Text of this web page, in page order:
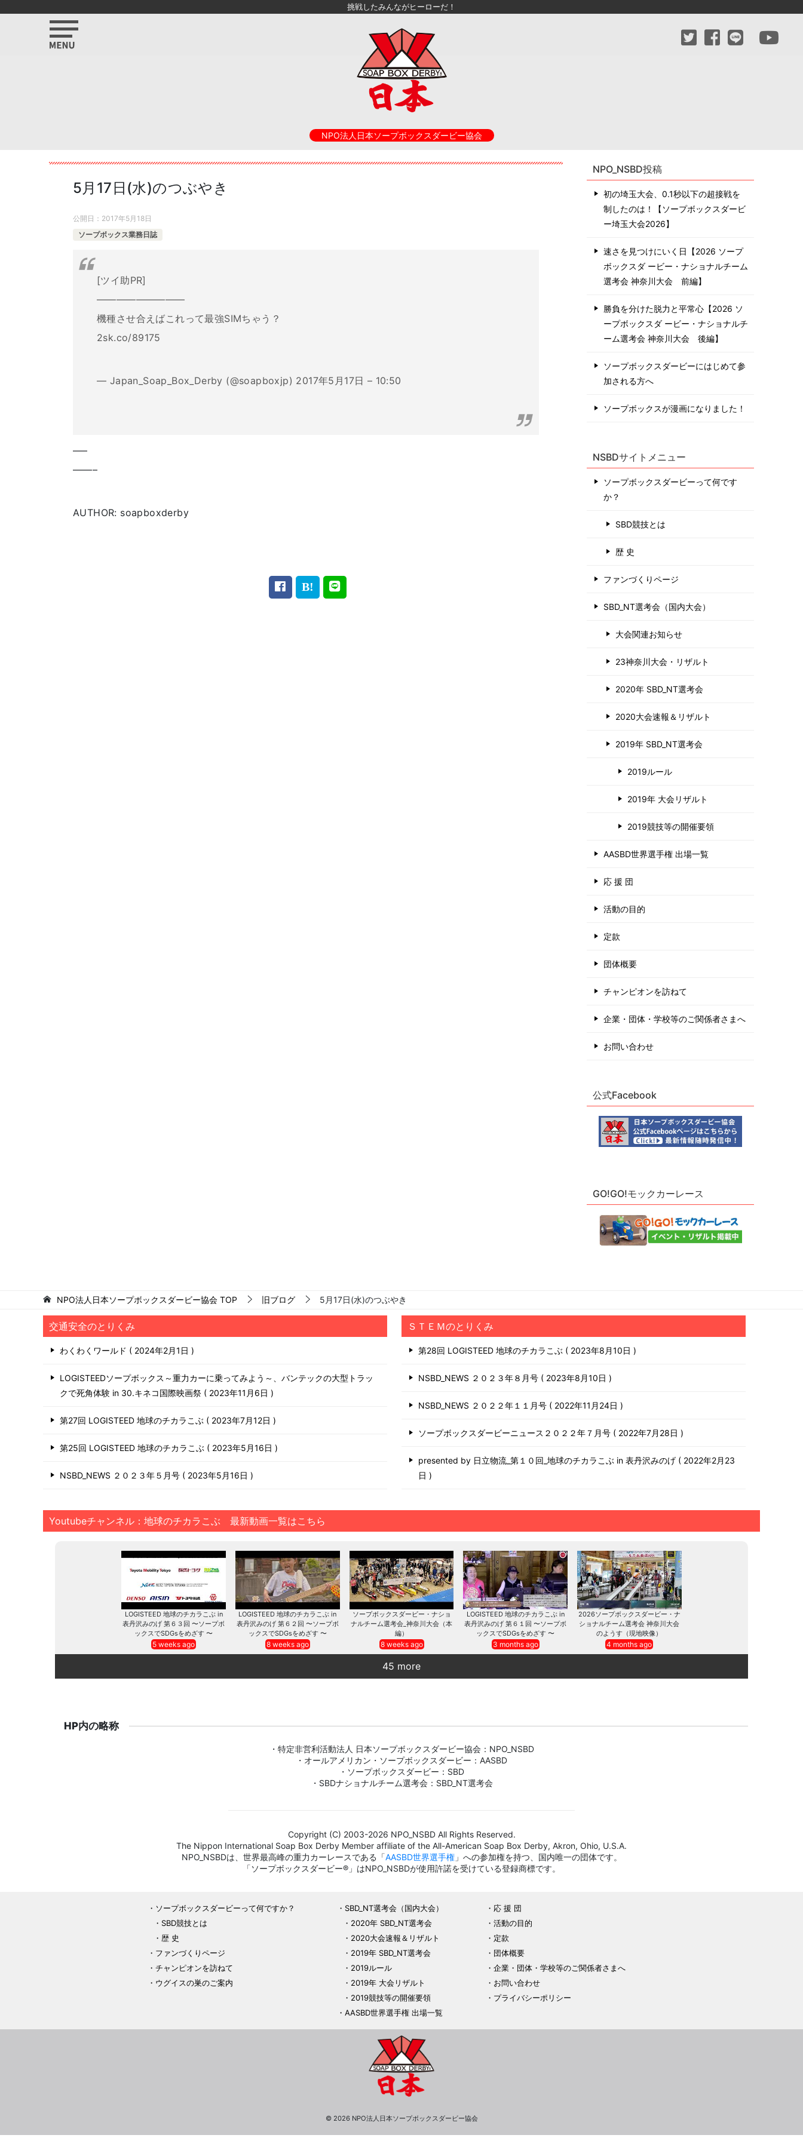
挑戦したみんながヒーローだ！
NPO法人日本ソープボックスダービー協会
5月17日(水)のつぶやき
公開日： 2017年5月18日
ソープボックス業務日誌
[ツイ助PR]
―――――――――
機種させ合えばこれって最強SIMちゃう？
2sk.co/89175
— Japan_Soap_Box_Derby (@soapboxjp) 2017年5月17日 – 10:50
—–
——–
AUTHOR: soapboxderby
NPO_NSBD投稿
初の埼玉大会、0.1秒以下の超接戦を
制したのは！【ソープボックスダービ
ー埼玉大会2026】
速さを見つけにいく日【2026 ソープ
ボックスダ ービー・ナショナルチーム
選考会 神奈川⼤会 前編】
勝負を分けた脱力と平常心【2026 ソ
ープボックスダ ービー・ナショナルチ
ーム選考会 神奈川⼤会 後編】
ソープボックスダービーにはじめて参
加される方へ
ソープボックスが漫画になりました！
NSBDサイトメニュー
ソープボックスダービーって何です
か？
SBD競技とは
歴 史
ファンづくりページ
SBD_NT選考会（国内大会）
大会関連お知らせ
23神奈川大会・リザルト
2020年 SBD_NT選考会
2020大会速報＆リザルト
2019年 SBD_NT選考会
2019ルール
2019年 大会リザルト
2019競技等の開催要領
AASBD世界選手権 出場一覧
応 援 団
活動の目的
定款
団体概要
チャンピオンを訪ねて
企業・団体・学校等のご関係者さまへ
お問い合わせ
公式Facebook
GO!GO!モックカーレース
NPO法人日本ソープボックスダービー協会 TOP 旧ブログ 5月17日(水)のつぶやき
交通安全のとりくみ
わくわくワールド 2024年2月1日
LOGISTEEDソープボックス～重力カーに乗ってみよう～、バンテックの大型トラッ
クで死角体験 in 30.キネコ国際映画祭
2023年11月6日
第27回 LOGISTEED 地球のチカラこぶ 2023年7月12日
第25回 LOGISTEED 地球のチカラこぶ 2023年5月16日
NSBD_NEWS ２０２３年５月号 2023年5月16日
ＳＴＥＭのとりくみ
第28回 LOGISTEED 地球のチカラこぶ 2023年8月10日
NSBD_NEWS ２０２３年８月号 2023年8月10日
NSBD_NEWS ２０２２年１１月号 2022年11月24日
ソープボックスダービーニュース２０２２年７月号 2022年7月28日
presented by 日立物流_第１０回_地球のチカラこぶ in 表丹沢みのげ
2022年2月23
日
Youtubeチャンネル：地球のチカラこぶ 最新動画一覧はこちら
LOGISTEED 地球のチカラこぶ in
表丹沢みのげ 第６３回 〜ソープボ
ックスでSDGsをめざす 〜
5 weeks ago
LOGISTEED 地球のチカラこぶ in
表丹沢みのげ 第６２回 〜ソープボ
ックスでSDGsをめざす 〜
8 weeks ago
ソープボックスダービー・ナショ
ナルチーム選考会_神奈川大会（本
編）
8 weeks ago
LOGISTEED 地球のチカラこぶ in
表丹沢みのげ 第６１回 〜ソープボ
ックスでSDGsをめざす 〜
3 months ago
2026ソープボックスダービー・ナ
ショナルチーム選考会 神奈川大会
のようす（現地映像）
4 months ago
45 more
HP内の略称
・特定非営利活動法人 日本ソープボックスダービー協会：NPO_NSBD
・オールアメリカン・ソープボックスダービー：AASBD
・ソープボックスダービー：SBD
・SBDナショナルチーム選考会：SBD_NT選考会
Copyright (C) 2003-2026 NPO_NSBD All Rights Reserved.
The Nippon International Soap Box Derby Member affiliate of the All-American Soap Box Derby, Akron, Ohio, U.S.A.
NPO_NSBDは、世界最高峰の重力カーレースである「AASBD世界選手権」への参加権を持つ、国内唯一の団体です。
「ソープボックスダービー®」はNPO_NSBDが使用許諾を受けている登録商標です。
ソープボックスダービーって何ですか？
SBD競技とは
歴 史
ファンづくりページ
チャンピオンを訪ねて
ウグイスの巣のご案内
SBD_NT選考会（国内大会）
2020年 SBD_NT選考会
2020大会速報＆リザルト
2019年 SBD_NT選考会
2019ルール
2019年 大会リザルト
2019競技等の開催要領
AASBD世界選手権 出場一覧
応 援 団
活動の目的
定款
団体概要
企業・団体・学校等のご関係者さまへ
お問い合わせ
プライバシーポリシー
© 2026 NPO法人日本ソープボックスダービー協会